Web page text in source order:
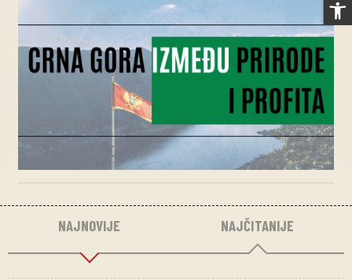
NAJNOVIJE NAJČITANIJE